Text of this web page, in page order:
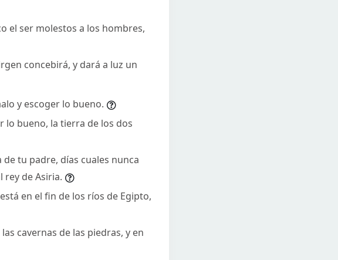
el ser molestos a los hombres,
concebirá, y dará a luz un
y escoger lo bueno.
lo bueno, la tierra de los dos
tu padre, días cuales nunca
rey de Asiria.
en el fin de los ríos de Egipto,
cavernas de las piedras, y en